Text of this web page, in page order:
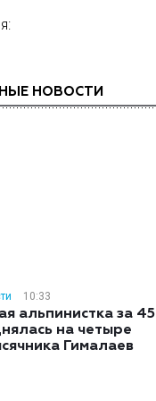
НОВОСТИ
10:33
альпинистка за 45
на четыре
Гималаев